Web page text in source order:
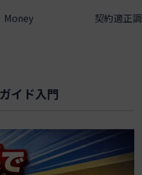
Money 契約適正
イド入門